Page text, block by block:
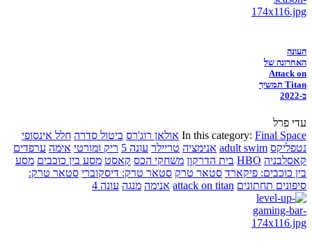
העונה
האחרונה של
Attack on
Titan תמשיך
ב-2022
עדי פרל
In this category: Final Space אולאן רוג'רס ביטול סדרה חלל אינסופי
נטפליקס adult swim אנימציה טריילר עונה 5 ריק ומורטי אימה ערפדים
קאסלבניה HBO בית הדרקון משחקי הכס קאסט מסע בין כוכבים מסע
בין כוכבים: פיקארד סטאר טרק סטאר טרק: דיסקוברי סטאר טרק:
סיפונים תחתונים attack on titan אנימה מנגה עונה 4